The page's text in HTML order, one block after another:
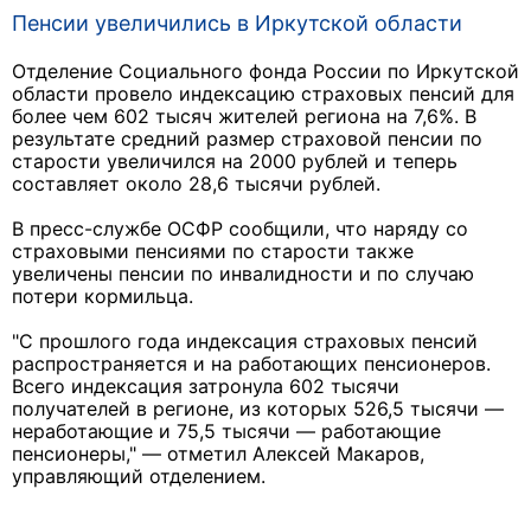
Пенсии увеличились в Иркутской области
Отделение Социального фонда России по Иркутской
области провело индексацию страховых пенсий для
более чем 602 тысяч жителей региона на 7,6%. В
результате средний размер страховой пенсии по
старости увеличился на 2000 рублей и теперь
составляет около 28,6 тысячи рублей.
В пресс-службе ОСФР сообщили, что наряду со
страховыми пенсиями по старости также
увеличены пенсии по инвалидности и по случаю
потери кормильца.
"С прошлого года индексация страховых пенсий
распространяется и на работающих пенсионеров.
Всего индексация затронула 602 тысячи
получателей в регионе, из которых 526,5 тысячи —
неработающие и 75,5 тысячи — работающие
пенсионеры," — отметил Алексей Макаров,
управляющий отделением.